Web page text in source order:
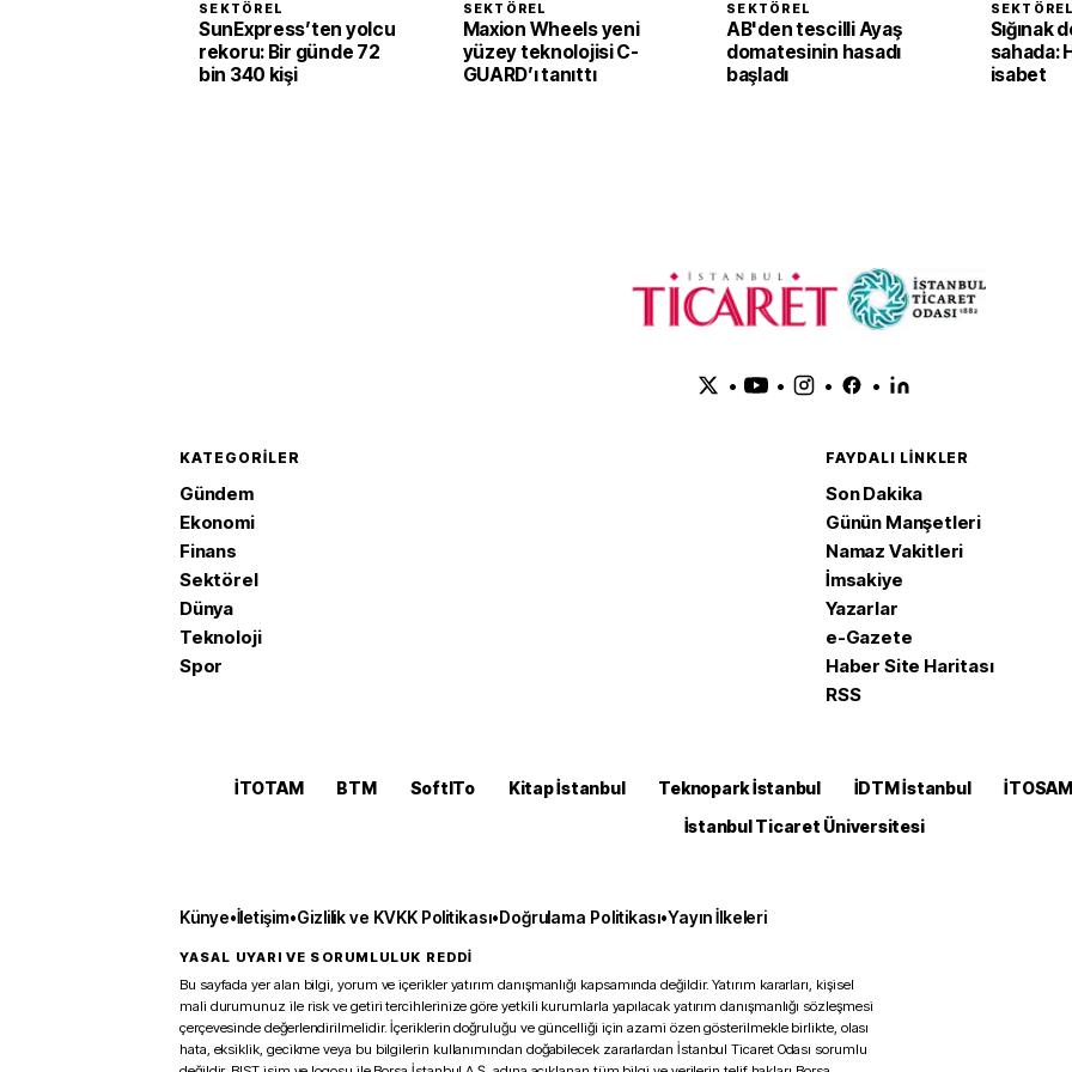
SEKTÖREL
SunExpress’ten yolcu
rekoru: Bir günde 72
bin 340 kişi
SEKTÖREL
Maxion Wheels yeni
yüzey teknolojisi C-
GUARD’ı tanıttı
SEKTÖREL
AB'den tescilli Ayaş
domatesinin hasadı
başladı
SEKTÖREL
Sığınak
sahada:
isabet
• • • •
KATEGORILER
Gündem
Ekonomi
Finans
Sektörel
Dünya
Teknoloji
Spor
FAYDALI LINKLER
Son Dakika
Günün Manşetleri
Namaz Vakitleri
İmsakiye
Yazarlar
e-Gazete
Haber Site Haritası
RSS
İTOTAM BTM SoftITo Kitap İstanbul Teknopark İstanbul İDTM İstanbul İTOSAM
İstanbul Ticaret Üniversitesi
Künye•İletişim•Gizlilik ve KVKK Politikası•Doğrulama Politikası•Yayın İlkeleri
YASAL UYARI VE SORUMLULUK REDDİ
Bu sayfada yer alan bilgi, yorum ve içerikler yatırım danışmanlığı kapsamında değildir. Yatırım kararları, kişisel
mali durumunuz ile risk ve getiri tercihlerinize göre yetkili kurumlarla yapılacak yatırım danışmanlığı sözleşmesi
çerçevesinde değerlendirilmelidir. İçeriklerin doğruluğu ve güncelliği için azami özen gösterilmekle birlikte, olası
hata, eksiklik, gecikme veya bu bilgilerin kullanımından doğabilecek zararlardan İstanbul Ticaret Odası sorumlu